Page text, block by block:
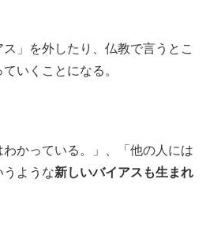
」を外したり、仏教で言うとこ
いくことになる。
かっている。」、「他の人には
うような新しいバイアスも生まれ